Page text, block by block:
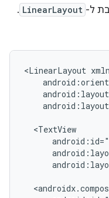
בת ל- LinearLayout
.
<LinearLayout